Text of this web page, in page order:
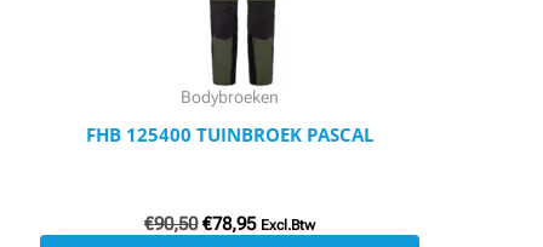
Bodybroeken
FHB 125400 TUINBROEK PASCAL
€90,50 €78,95 Excl.Btw
kan
gekozen
worden